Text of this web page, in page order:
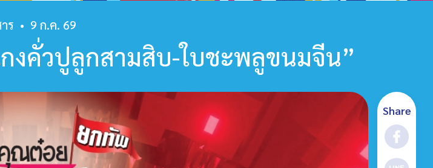
ร • 9 ก.ค. 69
งคั่วปูลูกสามสิบ-ใบชะพลูขนมจีน”
Share